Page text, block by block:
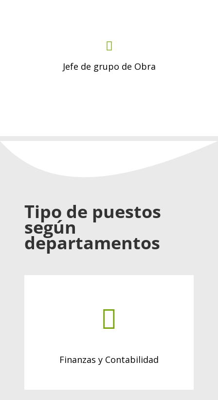
Jefe de grupo de Obra
Tipo de puestos
según
departamentos
Finanzas y Contabilidad